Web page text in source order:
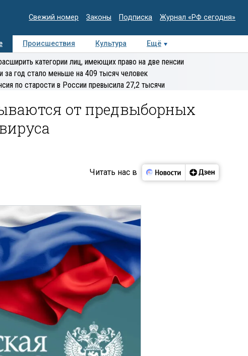
Свежий номер Законы Подписка Журнал «РФ сегодня»
Происшествия Культура Ещё
Медиацентр Интервью Колумнисты
Деловая
категории лиц, имеющих право на две пенсии
за год стало меньше на 409 тысяч человек
по старости в России превысила 27,2 тысячи
от предвыборных
Читать нас в